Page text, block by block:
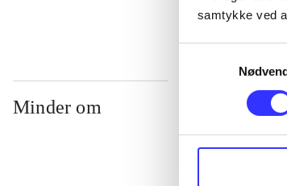
samtykke ved
Minder om